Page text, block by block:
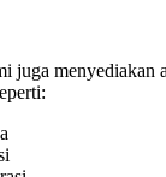
juga menyediakan